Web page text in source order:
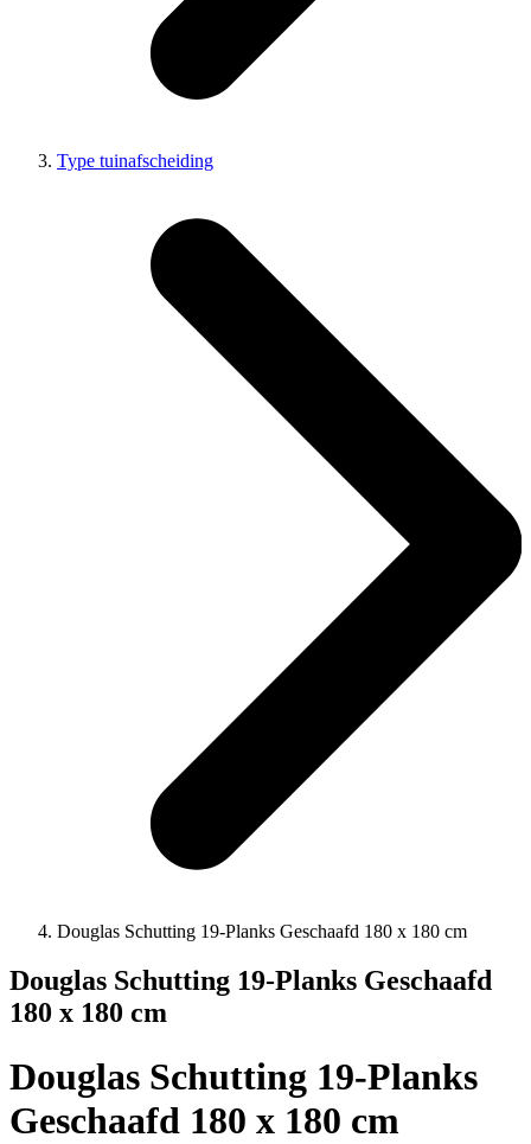
Type tuinafscheiding
Douglas Schutting 19-Planks Geschaafd 180 x 180 cm
Douglas Schutting 19-Planks Geschaafd
180 x 180 cm
Douglas Schutting 19-Planks
Geschaafd 180 x 180 cm